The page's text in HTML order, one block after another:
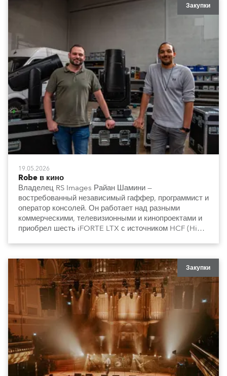
Закупки
19.05.2026
Robe в кино
Владелец RS Images Райан Шамини —
востребованный независимый гаффер, программист и
оператор консолей. Он работает над разными
коммерческими, телевизионными и кинопроектами и
приобрел шесть iFORTE LTX с источником HCF (High
Закупки